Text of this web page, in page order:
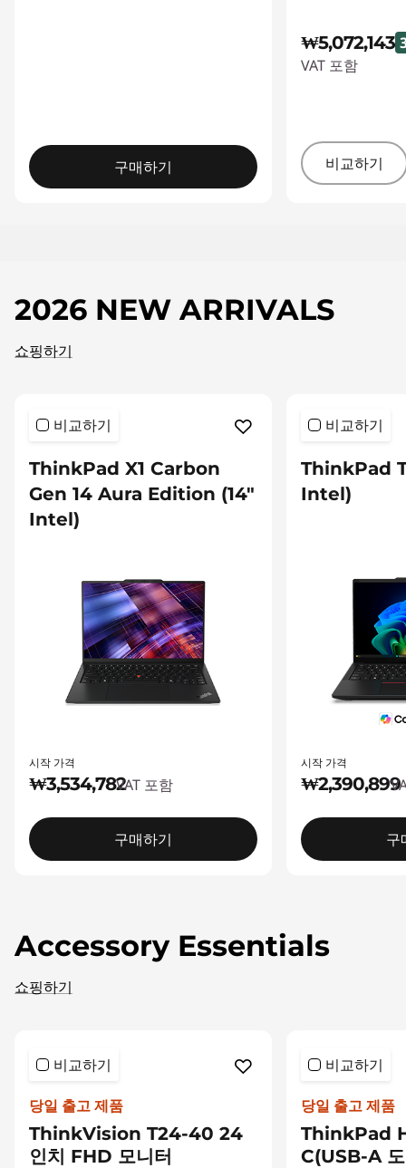
구매하기
₩5,072,143
VAT 포함
비교하기
2026 NEW ARRIVALS
쇼핑하기
비교하기
ThinkPad X1 Carbon
Gen 14 Aura Edition (14″
Intel)
시작 가격
₩3,534,782VAT 포함
구매하기
비교하기
ThinkPad
Intel)
시작 가격
₩2,390,899
구
Accessory Essentials
쇼핑하기
비교하기
당일 출고 제품
ThinkVision T24-40 24
인치 FHD 모니터
비교하기
당일 출고 제품
ThinkPad
C(USB-A